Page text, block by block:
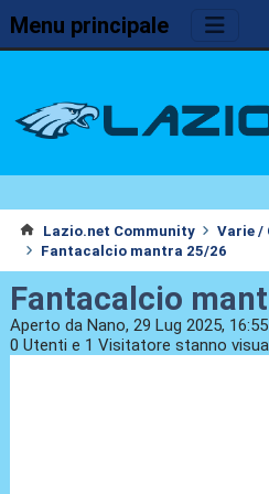
Menu principale
Lazio.net Community Varie /
Fantacalcio mantra 25/26
Fantacalcio
Aperto da Nano, 29 Lug 2025, 16:55
0 Utenti e 1 Visitatore stanno